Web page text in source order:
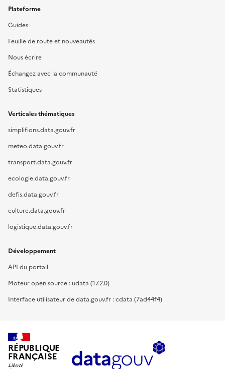
Plateforme
Guides
Feuille de route et nouveautés
Nous écrire
Échangez avec la communauté
Statistiques
Verticales thématiques
simplifions.data.gouv.fr
meteo.data.gouv.fr
transport.data.gouv.fr
ecologie.data.gouv.fr
defis.data.gouv.fr
culture.data.gouv.fr
logistique.data.gouv.fr
Développement
API du portail
Moteur open source : udata (17.2.0)
Interface utilisateur de data.gouv.fr : cdata (7ad44f4)
RÉPUBLIQUE
FRANÇAISE